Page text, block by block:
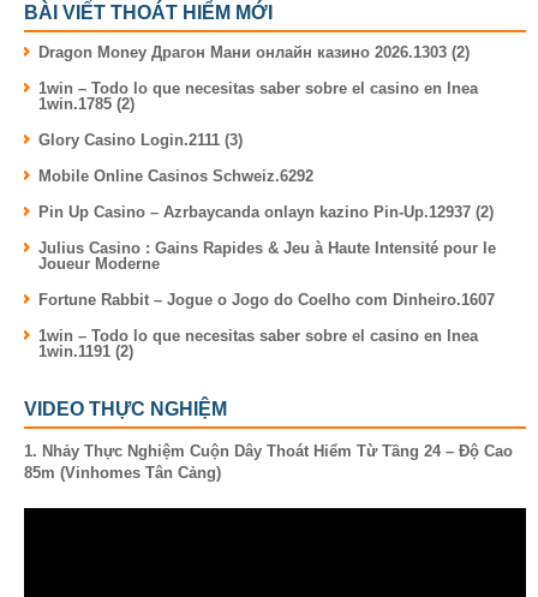
BÀI VIẾT THOÁT HIỂM MỚI
Dragon Money Драгон Мани онлайн казино 2026.1303 (2)
1win – Todo lo que necesitas saber sobre el casino en lnea
1win.1785 (2)
Glory Casino Login.2111 (3)
Mobile Online Casinos Schweiz.6292
Pin Up Casino – Azrbaycanda onlayn kazino Pin-Up.12937 (2)
Julius Casino : Gains Rapides & Jeu à Haute Intensité pour le
Joueur Moderne
Fortune Rabbit – Jogue o Jogo do Coelho com Dinheiro.1607
1win – Todo lo que necesitas saber sobre el casino en lnea
1win.1191 (2)
VIDEO THỰC NGHIỆM
1. Nhảy Thực Nghiệm Cuộn Dây Thoát Hiểm Từ Tầng 24 – Độ Cao
85m (Vinhomes Tân Cảng)